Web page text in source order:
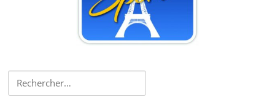
Rechercher :